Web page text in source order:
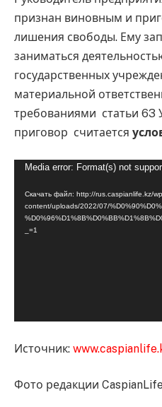
признан виновным и
лишения свободы. Ему
заниматься
государственных
материальной
требованиями статьи 63
приговор считается
Видеоплеер
Media error: Format(s) not
Скачать файл: http://rus.caspianlife.kz/
content/uploads/2022/07/
_=1
Источник:
Фото редакции CaspianLife